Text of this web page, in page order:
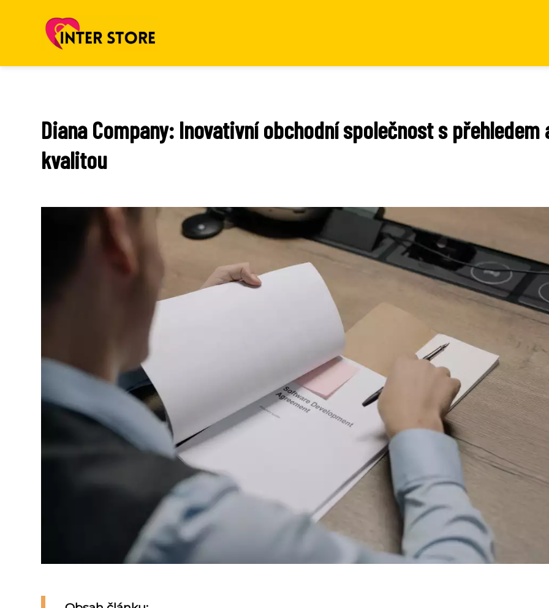
Diana Company: Inovativní obchodní společnost s přehledem
kvalitou